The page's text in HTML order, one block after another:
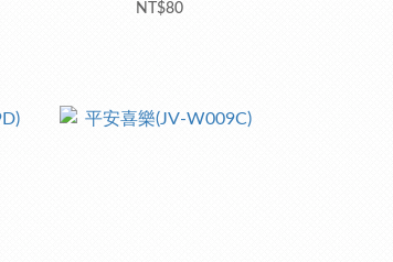
NT$80